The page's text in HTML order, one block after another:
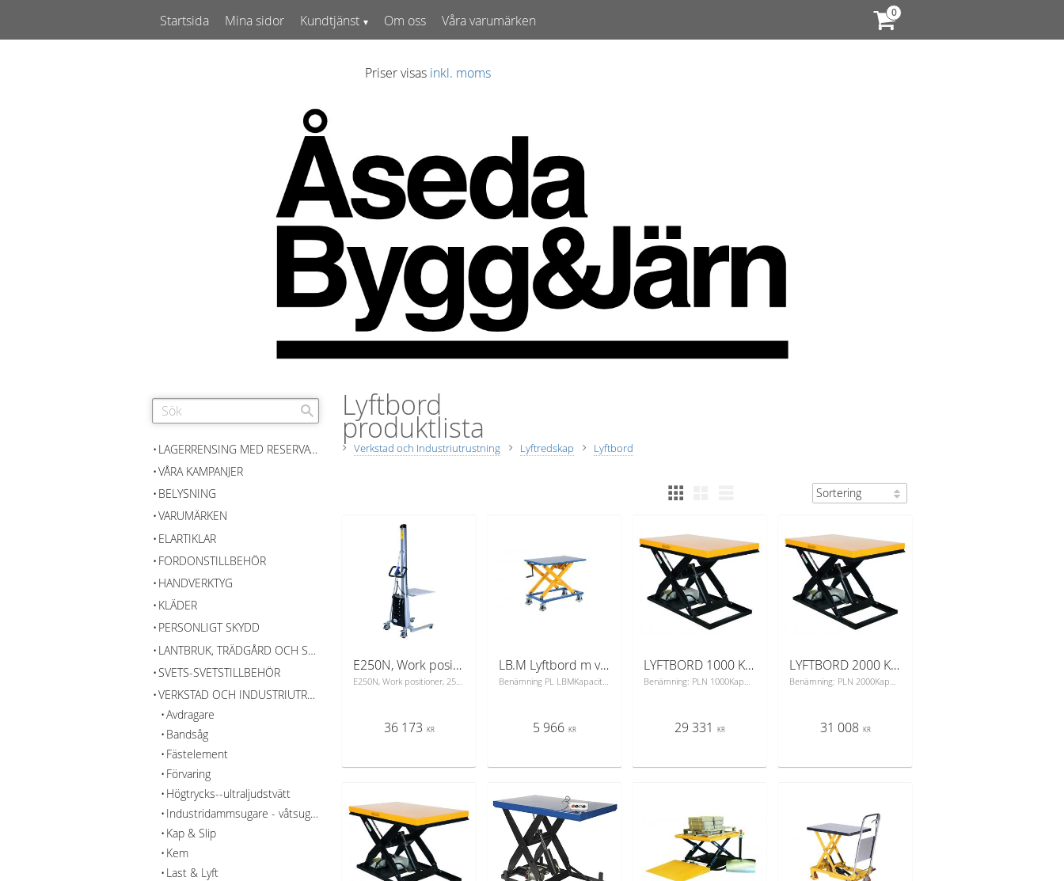
Priser visas inkl. moms
Startsida Mina sidor Kundtjänst Om oss Våra varumärken
Lyftbord
produktlista
Verkstad och Industriutrustning Lyftredskap Lyftbord
E250N, Work positioner, 250kg
36 173 KR
LB.M Lyftbord m vev kap 300 kg
5 966 KR
LYFTBORD 1000 KG 800 X 1300
29 331 KR
LYFTBORD 2000 KG 800 X 1300
31 008 KR
LAGERRENSING MED RESERVATION FÖR SLUTFÖRSÄLJNING
VÅRA KAMPANJER
BELYSNING
VARUMÄRKEN
ELARTIKLAR
FORDONSTILLBEHÖR
HANDVERKTYG
KLÄDER
PERSONLIGT SKYDD
LANTBRUK, TRÄDGÅRD OCH SKOG
SVETS-SVETSTILLBEHÖR
VERKSTAD OCH INDUSTRIUTRUSTNING
Avdragare
Bandsåg
Fästelement
Förvaring
Högtrycks--ultraljudstvätt
Industridammsugare - våtsug - rengöring
Kap & Slip
Kem
Last & Lyft